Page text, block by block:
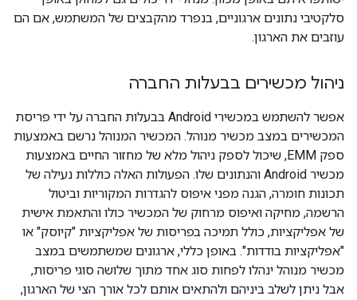
סלקטיבי נתונים ארגוניים, בנפרד מהקבצים של המשתמש, אם הם
עוזבים את הארגון.
ניהול מכשירים בבעלות החברה
אפשר להשתמש במכשירי Android בבעלות החברה על ידי פריסת
המכשירים במצב מכשיר מנוהל. המכשיר המנוהל נרשם באמצעות
ספק EMM, שיכול לספק ניהול מלא של מחזור החיים באמצעות
מכשיר Android והנתונים שלו. הפעולות האלה כוללות נעילה של
תכונות חומרה, הגנה מפני איפוס להגדרות המקוריות וביטול
הרשמה, מחיקה ואיפוס מרחוק של המכשיר כולו והתאמת אישית
של אפליקציות, כולל תמיכה בפריסות של אפליקציות "קיוסק" או
"אפליקציות בודדות". באופן כללי, ארגונים שמשתמשים במצב
מכשיר מנוהל ינהלו לפחות סוג אחד מתוך שלושה סוגי פריסות,
אבל ניתן לשלב ביניהם ולהתאים אותם לכל אורך הצי של הארגון,